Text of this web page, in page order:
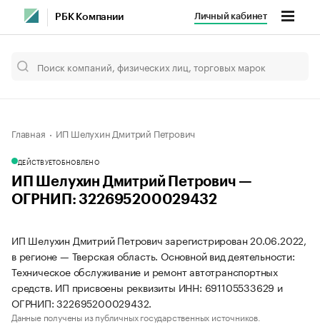
РБК Компании Личный кабинет
Главная ИП Шелухин Дмитрий Петрович
ДЕЙСТВУЕТОБНОВЛЕНО
ИП Шелухин Дмитрий Петрович —
ОГРНИП: 322695200029432
ИП Шелухин Дмитрий Петрович зарегистрирован 20.06.2022,
в регионе — Тверская область. Основной вид деятельности:
Техническое обслуживание и ремонт автотранспортных
средств. ИП присвоены реквизиты ИНН: 691105533629 и
ОГРНИП: 322695200029432.
Данные получены из публичных государственных источников.